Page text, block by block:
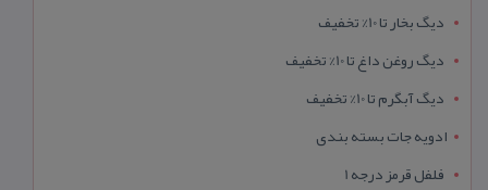
دیگ بخار تا 10% تخفیف
دیگ روغن داغ تا 10% تخفیف
دیگ آبگرم تا 10% تخفیف
ادویه جات بسته بندی
فلفل قرمز درجه 1